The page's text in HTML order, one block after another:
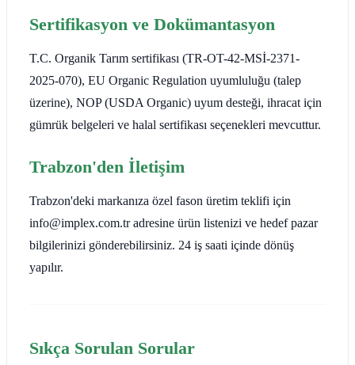
Sertifikasyon ve Dokümantasyon
T.C. Organik Tarım sertifikası (TR-OT-42-MSİ-2371-
2025-070), EU Organic Regulation uyumluluğu (talep
üzerine), NOP (USDA Organic) uyum desteği, ihracat için
gümrük belgeleri ve halal sertifikası seçenekleri mevcuttur.
Trabzon'den İletişim
Trabzon'deki markanıza özel fason üretim teklifi için
info@implex.com.tr adresine ürün listenizi ve hedef pazar
bilgilerinizi gönderebilirsiniz. 24 iş saati içinde dönüş
yapılır.
Sıkça Sorulan Sorular